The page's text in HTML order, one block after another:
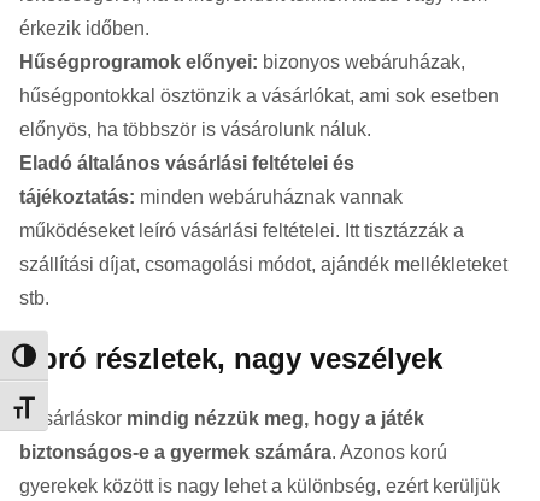
Nagy kontraszt váltása
Betűméret váltása
érkezik időben.
Hűségprogramok előnyei: bizonyos webáruházak,
hűségpontokkal ösztönzik a vásárlókat, ami sok esetben
előnyös, ha többször is vásárolunk náluk.
Eladó általános vásárlási feltételei és
tájékoztatás: minden webáruháznak vannak
működéseket leíró vásárlási feltételei. Itt tisztázzák a
szállítási díjat, csomagolási módot, ajándék mellékleteket
stb.
Apró részletek, nagy veszélyek
Vásárláskor mindig nézzük meg, hogy a játék
biztonságos-e a gyermek számára. Azonos korú
gyerekek között is nagy lehet a különbség, ezért kerüljük